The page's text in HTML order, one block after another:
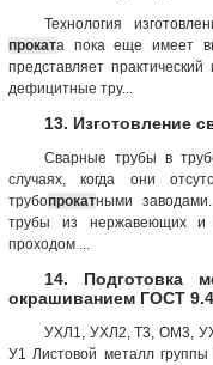
Технология
проката пока еще имеет
представляет
дефицитные тру...
13. Изготовление
Сварные трубы в
случаях, когда они
трубопрокатными заводами.
трубы из нержавеющих и
проходом ...
14. Подготовка
окрашиванием ГОСТ
УХЛ1, УХЛ2, Т3, ОМ3,
У1 Листовой металл